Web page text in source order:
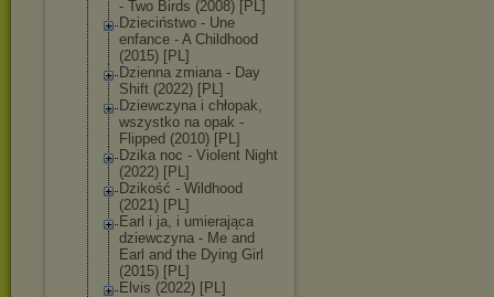
- Two Birds (2008) [PL]
Dzieciństwo - Une
enfance - A Childhood
(2015) [PL]
Dzienna zmiana - Day
Shift (2022) [PL]
Dziewczyna i chłopak,
wszystko na opak -
Flipped (2010) [PL]
Dzika noc - Violent Night
(2022) [PL]
Dzikość - Wildhood
(2021) [PL]
Earl i ja, i umierająca
dziewczyna - Me and
Earl and the Dying Girl
(2015) [PL]
Elvis (2022) [PL]